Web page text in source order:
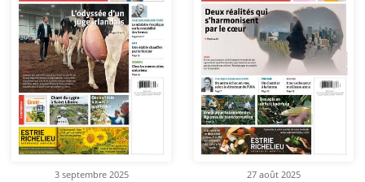
3 septembre 2025 27 août 2025